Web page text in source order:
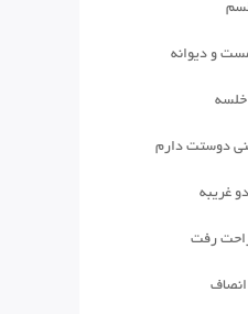
و دیوانه
خلسه
دوستت دارم
غریبه
رفت
انصاف